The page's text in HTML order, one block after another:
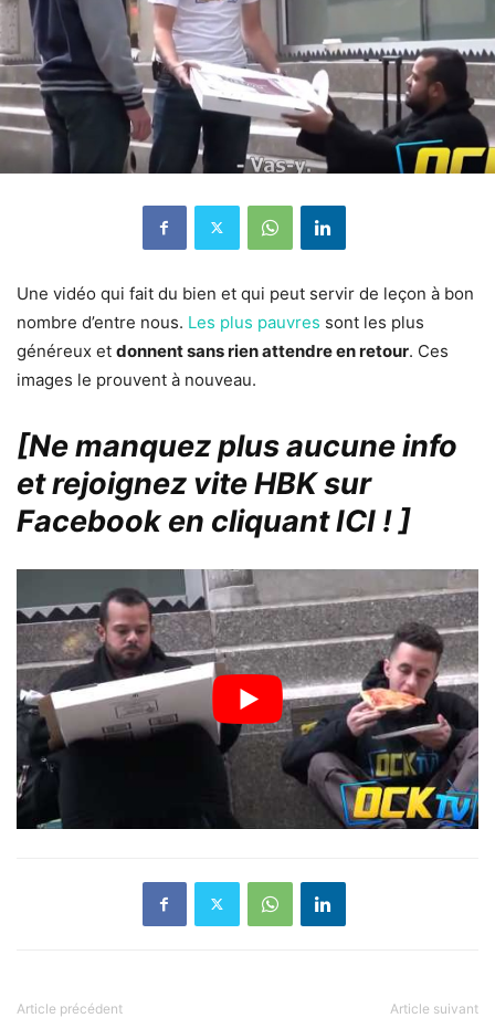
Une vidéo qui fait du bien et qui peut servir de leçon à bon
nombre d’entre nous. Les plus pauvres sont les plus
généreux et donnent sans rien attendre en retour. Ces
images le prouvent à nouveau.
[Ne manquez plus aucune info
et rejoignez vite HBK sur
Facebook en cliquant ICI ! ]
Article précédent Article suivant